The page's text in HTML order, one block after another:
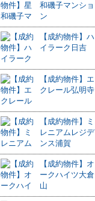
和磯子マンショ
ン
【成約物件】ハ
イラーク日吉
【成約物件】エ
クレール弘明寺
【成約物件】ミ
レニアムレジデ
ンス浦賀
【成約物件】オ
ークハイツ大倉
山